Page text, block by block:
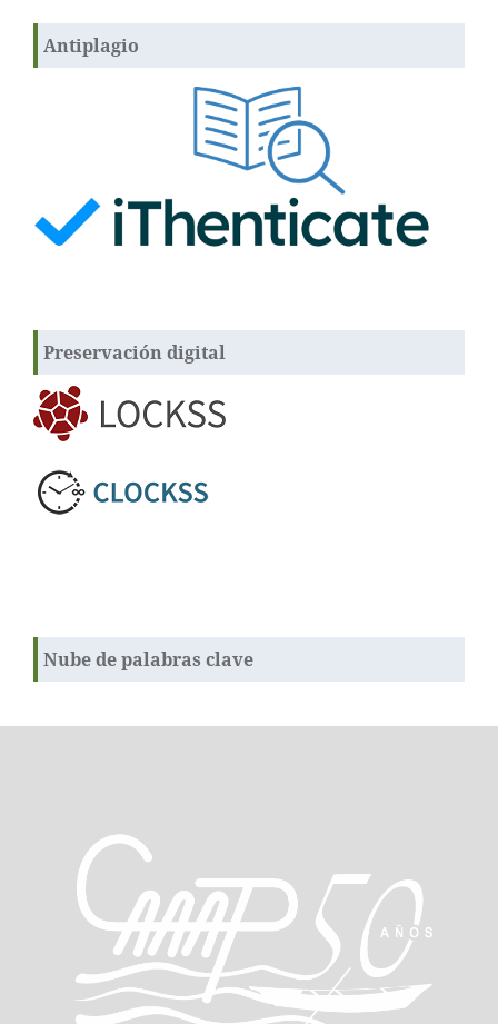
Antiplagio
Preservación digital
Nube de palabras clave